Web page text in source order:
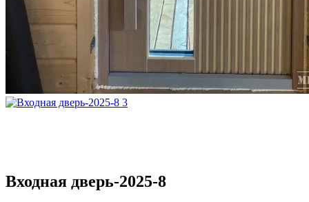
Входная дверь-2025-8